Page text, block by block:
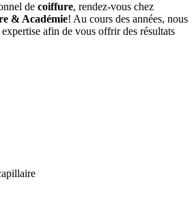
de coiffure, rendez-vous chez
& Académie! Au cours des années, nous
afin de vous offrir des résultats